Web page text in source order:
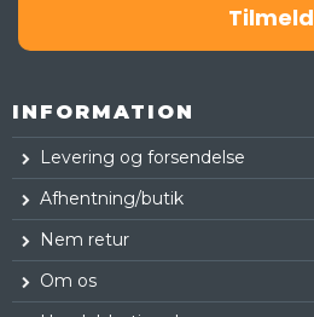
Tilmeld
INFORMATION
Levering og forsendelse
Afhentning/butik
Nem retur
Om os